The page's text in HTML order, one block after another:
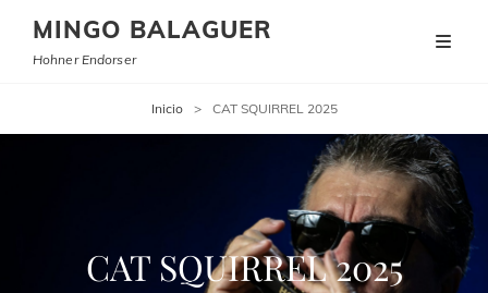
MINGO BALAGUER
Hohner Endorser
Inicio > CAT SQUIRREL 2025
CAT SQUIRREL 2025